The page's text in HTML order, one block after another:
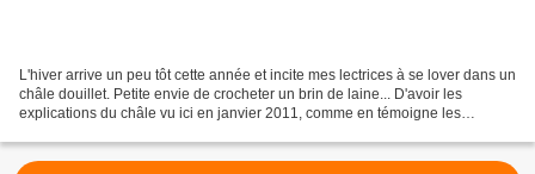
L'hiver arrive un peu tôt cette année et incite mes lectrices à se lover dans un
châle douillet. Petite envie de crocheter un brin de laine... D'avoir les
explications du châle vu ici en janvier 2011, comme en témoigne les